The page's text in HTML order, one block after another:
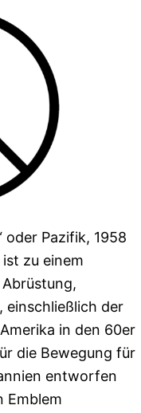
oder Pazifik, 1958
zu einem
einschließlich der
in den 60er
die Bewegung für
entworfen
Emblem